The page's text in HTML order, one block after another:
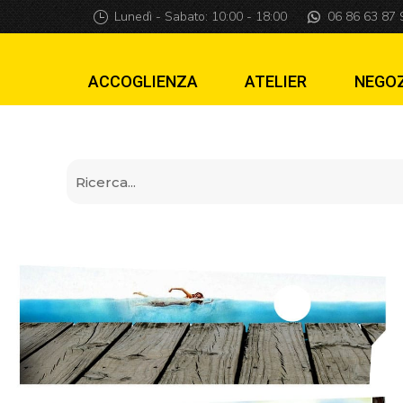
Parete Apron
Lunedì - Sabato: 10:00 - 18:00 06 86 63 87
ACCOGLIENZA ATELIER